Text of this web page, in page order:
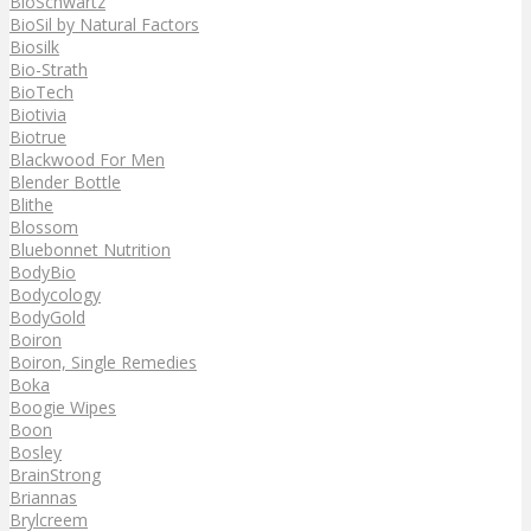
BioSil by Natural Factors
Biosilk
Bio-Strath
BioTech
Biotivia
Biotrue
Blackwood For Men
Blender Bottle
Blithe
Blossom
Bluebonnet Nutrition
BodyBio
Bodycology
BodyGold
Boiron
Boiron, Single Remedies
Boka
Boogie Wipes
Boon
Bosley
BrainStrong
Briannas
Brylcreem